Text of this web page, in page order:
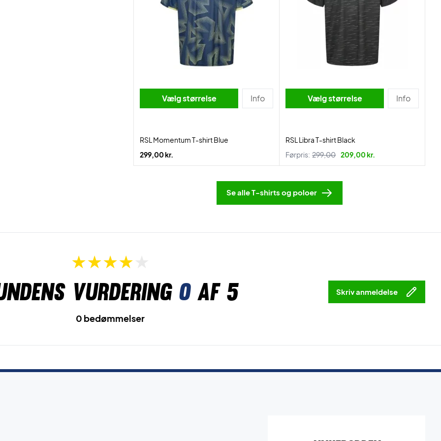
Vælg størrelse Info
RSL Momentum T-shirt Blue
299,00 kr.
Vælg størrelse Info
RSL Libra T-shirt Black
Førpris: 299,00 209,00 kr.
Se alle T-shirts og poloer
vurdering 0af 5 Skriv anmeldelse
0 bedømmelser